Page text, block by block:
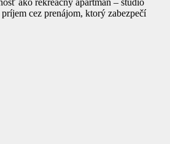
ako rekreačný apartmán – štúdio
cez prenájom, ktorý zabezpečí